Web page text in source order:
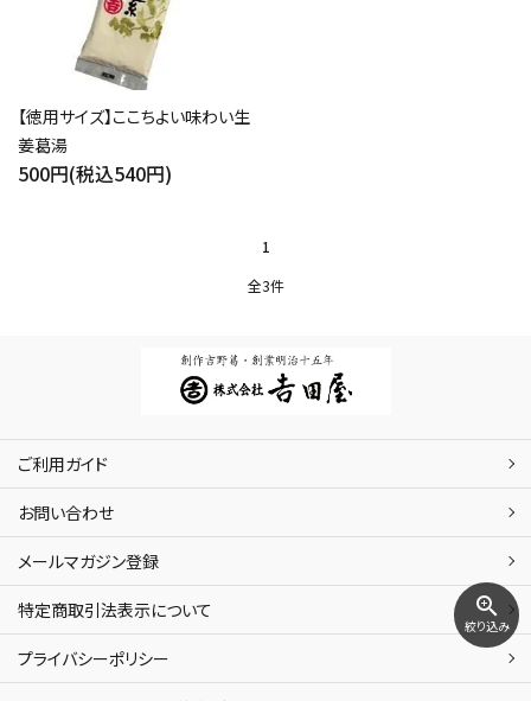
【徳用サイズ】ここちよい味わい生
姜葛湯
500円(税込540円)
1
全3件
zoom_in
絞り込み
ご利用ガイド
お問い合わせ
メールマガジン登録
特定商取引法表示について
プライバシーポリシー